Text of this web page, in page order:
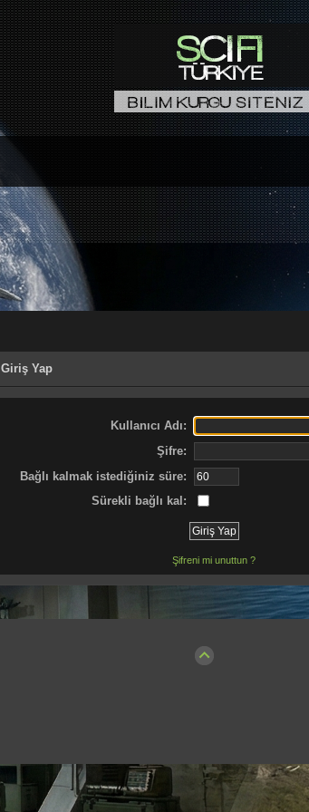
Giriş Yap
Kullanıcı Adı:
Şifre:
Bağlı kalmak istediğiniz süre:
Sürekli bağlı kal:
Şifreni mi unuttun ?